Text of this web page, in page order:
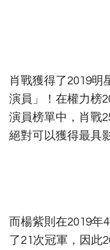
肖戰獲得了2019明
演員」！在權力榜
演員榜單中，肖戰
絕對可以獲得最具
而楊紫則在2019年
了21次冠軍，因此